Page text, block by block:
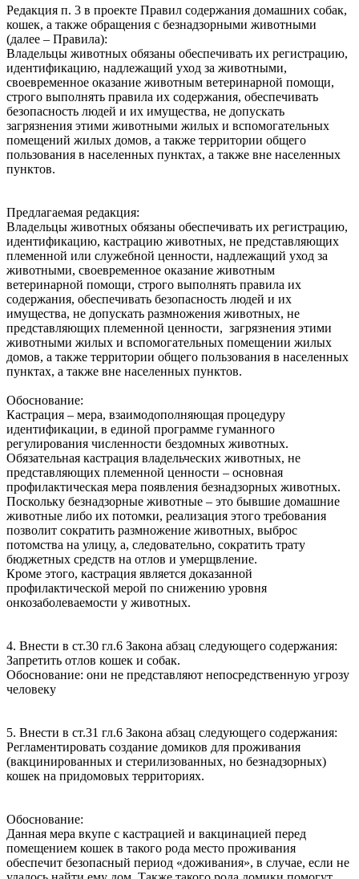
Редакция п. 3 в проекте Правил содержания домашних собак,
кошек, а также обращения с безнадзорными животными
(далее – Правила):
Владельцы животных обязаны обеспечивать их регистрацию,
идентификацию, надлежащий уход за животными,
своевременное оказание животным ветеринарной помощи,
строго выполнять правила их содержания, обеспечивать
безопасность людей и их имущества, не допускать
загрязнения этими животными жилых и вспомогательных
помещений жилых домов, а также территории общего
пользования в населенных пунктах, а также вне населенных
пунктов.
Предлагаемая редакция:
Владельцы животных обязаны обеспечивать их регистрацию,
идентификацию, кастрацию животных, не представляющих
племенной или служебной ценности, надлежащий‌ уход за
животными, своевременное оказание животным
ветеринарной‌ помощи, строго выполнять правила их
содержания, обеспечивать безопасность людей‌ и их
имущества, не допускать размножения животных, не
представляющих племенной ценности, загрязнения этими
животными жилых и вспомогательных помещении‌ жилых
домов, а также территории общего пользования в населенных
пунктах, а также вне населенных пунктов.
Обоснование:
Кастрация – мера, взаимодополняющая процедуру
идентификации, в единой программе гуманного
регулирования численности бездомных животных.
Обязательная кастрация владельческих животных, не
представляющих племенной ценности – основная
профилактическая мера появления безнадзорных животных.
Поскольку безнадзорные животные – это бывшие домашние
животные либо их потомки, реализация этого требования
позволит сократить размножение животных, выброс
потомства на улицу, а, следовательно, сократить трату
бюджетных средств на отлов и умерщвление.
Кроме этого, кастрация является доказанной
профилактической мерой по снижению уровня
онкозаболеваемости у животных.
4. Внести в ст.30 гл.6 Закона абзац следующего содержания:
Запретить отлов кошек и собак.
Обоснование: они не представляют непосредственную угрозу
человеку
5. Внести в ст.31 гл.6 Закона абзац следующего содержания:
Регламентировать создание домиков для проживания
(вакцинированных и стерилизованных, но безнадзорных)
кошек на придомовых территориях.
Обоснование:
Данная мера вкупе с кастрацией и вакцинацией перед
помещением кошек в такого рода место проживания
обеспечит безопасный период «доживания», в случае, если не